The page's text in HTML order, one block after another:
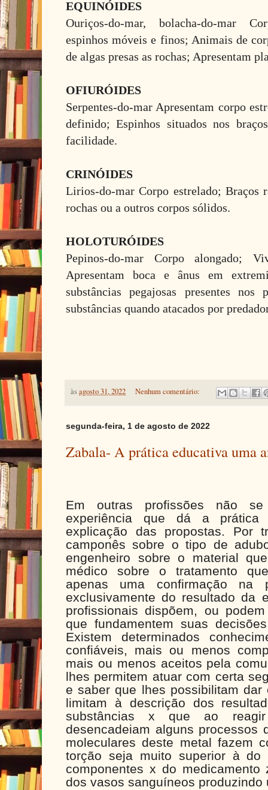
EQUINÓIDES
Ouriços-do-mar, bolacha-do-mar
espinhos móveis e finos; Animais de
de algas presas as rochas; Apresentam
OFIURÓIDES
Serpentes-do-mar Apresentam corpo
definido; Espinhos situados nos
facilidade.
CRINÓIDES
Lirios-do-mar Corpo estrelado; Braços
rochas ou a outros corpos sólidos.
HOLOTURÓIDES
Pepinos-do-mar Corpo alongado;
Apresentam boca e ânus em
substâncias pegajosas presentes nos
substâncias quando atacados por
àsagosto 31, 2022 Nenhum comentário:
segunda-feira, 1 de agosto de 2022
Zabala- A prática educativa uma
Em outras profissões não
experiência que dá a
explicação das propostas. Por
camponês sobre o tipo de
engenheiro sobre o material
médico sobre o tratamento
apenas uma confirmação na
exclusivamente do resultado da
profissionais dispõem, ou
que fundamentem suas
Existem determinados
confiáveis, mais ou menos
mais ou menos aceitos pela
lhes permitem atuar com certa
e saber que lhes possibilitam
limitam à descrição dos
substâncias x que ao
desencadeiam alguns processos
moleculares deste metal fazem
torção seja muito superior à
componentes x do
dos vasos sanguíneos produzindo